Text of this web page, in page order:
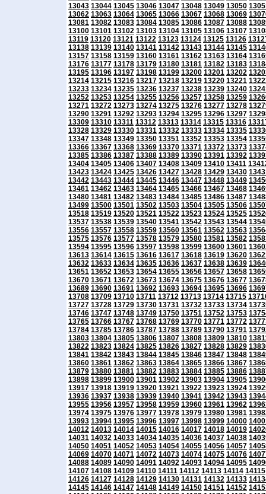
13043 13044 13045 13046 13047 13048 13049 13050
13062 13063 13064 13065 13066 13067 13068 13069
13081 13082 13083 13084 13085 13086 13087 13088
13100 13101 13102 13103 13104 13105 13106 13107
13119 13120 13121 13122 13123 13124 13125 13126
13138 13139 13140 13141 13142 13143 13144 13145
13157 13158 13159 13160 13161 13162 13163 13164
13176 13177 13178 13179 13180 13181 13182 13183
13195 13196 13197 13198 13199 13200 13201 13202
13214 13215 13216 13217 13218 13219 13220 13221
13233 13234 13235 13236 13237 13238 13239 13240
13252 13253 13254 13255 13256 13257 13258 13259
13271 13272 13273 13274 13275 13276 13277 13278
13290 13291 13292 13293 13294 13295 13296 13297
13309 13310 13311 13312 13313 13314 13315 13316
13328 13329 13330 13331 13332 13333 13334 13335
13347 13348 13349 13350 13351 13352 13353 13354
13366 13367 13368 13369 13370 13371 13372 13373
13385 13386 13387 13388 13389 13390 13391 13392
13404 13405 13406 13407 13408 13409 13410 13411
13423 13424 13425 13426 13427 13428 13429 13430
13442 13443 13444 13445 13446 13447 13448 13449
13461 13462 13463 13464 13465 13466 13467 13468
13480 13481 13482 13483 13484 13485 13486 13487
13499 13500 13501 13502 13503 13504 13505 13506
13518 13519 13520 13521 13522 13523 13524 13525
13537 13538 13539 13540 13541 13542 13543 13544
13556 13557 13558 13559 13560 13561 13562 13563
13575 13576 13577 13578 13579 13580 13581 13582
13594 13595 13596 13597 13598 13599 13600 13601
13613 13614 13615 13616 13617 13618 13619 13620
13632 13633 13634 13635 13636 13637 13638 13639
13651 13652 13653 13654 13655 13656 13657 13658
13670 13671 13672 13673 13674 13675 13676 13677
13689 13690 13691 13692 13693 13694 13695 13696
13708 13709 13710 13711 13712 13713 13714 13715
13727 13728 13729 13730 13731 13732 13733 13734
13746 13747 13748 13749 13750 13751 13752 13753
13765 13766 13767 13768 13769 13770 13771 13772
13784 13785 13786 13787 13788 13789 13790 13791
13803 13804 13805 13806 13807 13808 13809 13810
13822 13823 13824 13825 13826 13827 13828 13829
13841 13842 13843 13844 13845 13846 13847 13848
13860 13861 13862 13863 13864 13865 13866 13867
13879 13880 13881 13882 13883 13884 13885 13886
13898 13899 13900 13901 13902 13903 13904 13905
13917 13918 13919 13920 13921 13922 13923 13924
13936 13937 13938 13939 13940 13941 13942 13943
13955 13956 13957 13958 13959 13960 13961 13962
13974 13975 13976 13977 13978 13979 13980 13981
13993 13994 13995 13996 13997 13998 13999 14000
14012 14013 14014 14015 14016 14017 14018 14019
14031 14032 14033 14034 14035 14036 14037 14038
14050 14051 14052 14053 14054 14055 14056 14057
14069 14070 14071 14072 14073 14074 14075 14076
14088 14089 14090 14091 14092 14093 14094 14095
14107 14108 14109 14110 14111 14112 14113 14114 14115
14126 14127 14128 14129 14130 14131 14132 14133
14145 14146 14147 14148 14149 14150 14151 14152